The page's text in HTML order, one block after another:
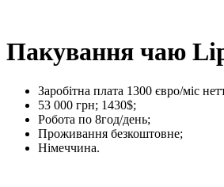
Пакування чаю
Заробітна плата 1300 євро/міс
53 000 грн; 1430$;
Робота по 8год/день;
Проживання безкоштовне;
Німеччина.